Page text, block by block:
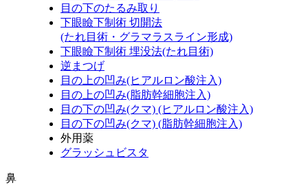
目の下のたるみ取り
下眼瞼下制術 切開法
(たれ目術・グラマラスライン形成)
下眼瞼下制術 埋没法(たれ目術)
逆まつげ
目の上の凹み(ヒアルロン酸注入)
目の上の凹み(脂肪幹細胞注入)
目の下の凹み(クマ) (ヒアルロン酸注入)
目の下の凹み(クマ) (脂肪幹細胞注入)
外用薬
グラッシュビスタ
鼻